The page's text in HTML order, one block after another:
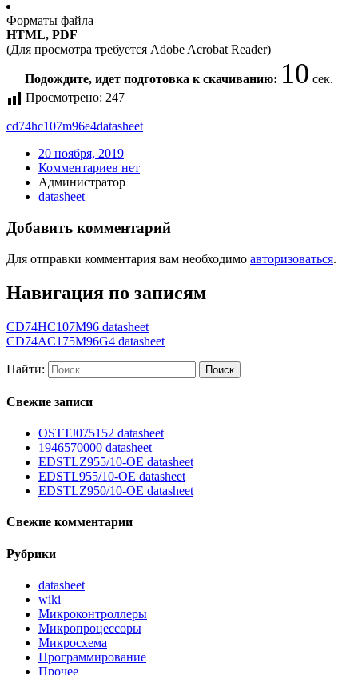
Форматы файла
HTML, PDF
(Для просмотра требуется Adobe Acrobat Reader)
Подождите, идет подготовка к скачиванию: 10 сек.
Просмотрено: 247
cd74hc107m96e4datasheet
20 ноября, 2019
Комментариев нет
Администратор
datasheet
Добавить комментарий
Для отправки комментария вам необходимо авторизоваться.
Навигация по записям
CD74HC107M96 datasheet
CD74AC175M96G4 datasheet
Найти:
Свежие записи
OSTTJ075152 datasheet
1946570000 datasheet
EDSTLZ955/10-OE datasheet
EDSTL955/10-OE datasheet
EDSTLZ950/10-OE datasheet
Свежие комментарии
Рубрики
datasheet
wiki
Микроконтроллеры
Микропроцессоры
Микросхема
Программирование
Прочее